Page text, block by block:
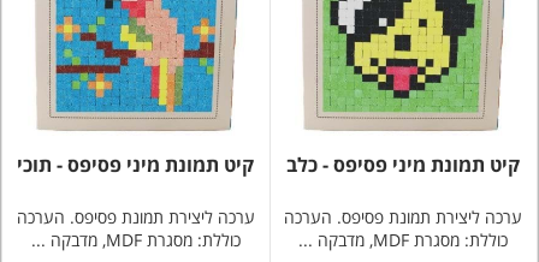
קיט תמונת מיני פסיפס - כלב
ערכה ליצירת תמונת פסיפס. הערכה
כוללת: מסגרת MDF, מדבקה ...
קיט תמונת מיני פסיפס - תוכי
ערכה ליצירת תמונת פסיפס. הערכה
כוללת: מסגרת MDF, מדבקה ...